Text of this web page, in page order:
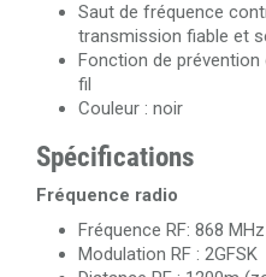
Saut de fréquence
transmission fiable et
Fonction de
fil
Couleur : noir
Spécifications
Fréquence radio
Fréquence RF: 868 MHz
Modulation RF : 2GFSK